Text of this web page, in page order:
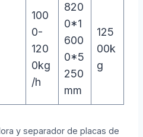
100
0-
120
0kg
/h
820
0*1
600
0*5
250
mm
125
00k
g
y separador de placas de